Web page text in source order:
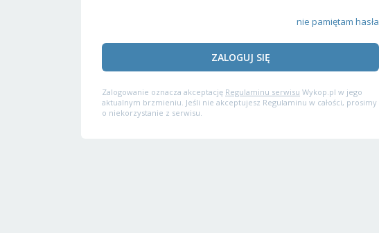
nie pamiętam hasła
ZALOGUJ SIĘ
Zalogowanie oznacza akceptację Regulaminu serwisu Wykop.pl w jego
aktualnym brzmieniu. Jeśli nie akceptujesz Regulaminu w całości, prosimy
o niekorzystanie z serwisu.